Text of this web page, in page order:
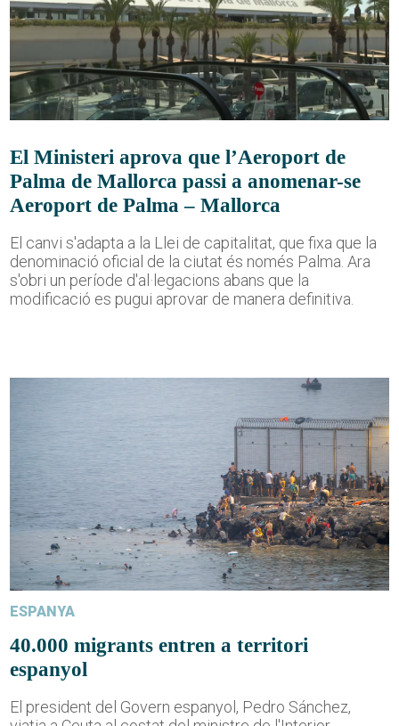
El Ministeri aprova que l’Aeroport de
Palma de Mallorca passi a anomenar-se
Aeroport de Palma – Mallorca
El canvi s'adapta a la Llei de capitalitat, que fixa que la
denominació oficial de la ciutat és només Palma. Ara
s'obri un període d'al·legacions abans que la
modificació es pugui aprovar de manera definitiva.
ESPANYA
40.000 migrants entren a territori
espanyol
El president del Govern espanyol, Pedro Sánchez,